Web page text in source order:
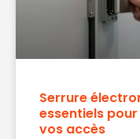
Serrure
essentiels
vos accès